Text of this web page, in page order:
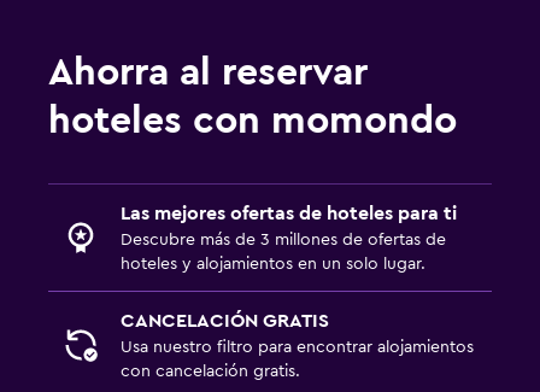
Ahorra al reservar
hoteles con momondo
Las mejores ofertas de hoteles para ti
Descubre más de 3 millones de ofertas de
hoteles y alojamientos en un solo lugar.
CANCELACIÓN GRATIS
Usa nuestro filtro para encontrar alojamientos
con cancelación gratis.